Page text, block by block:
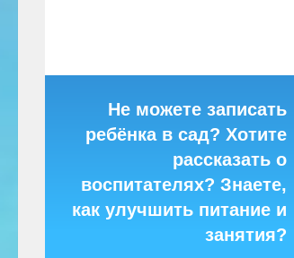
Не можете записать
ребёнка в сад? Хотите
рассказать о
воспитателях? Знаете,
как улучшить питание и
занятия?